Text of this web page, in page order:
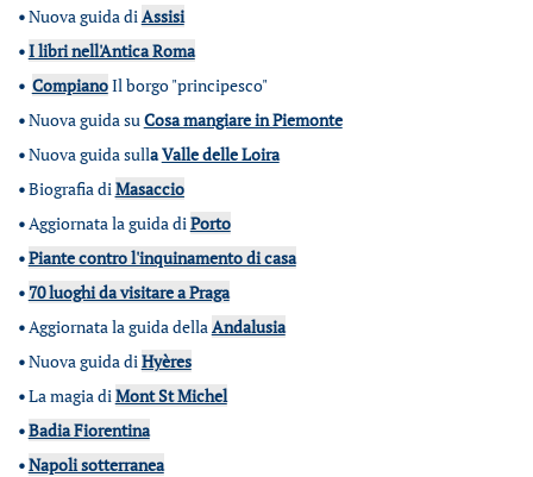
•Nuova guida diAssisi
•I libri nell'Antica Roma
• CompianoIl borgo "principesco"
•Nuova guida suCosa mangiare in Piemonte
•Nuova guida sullaValle delle Loira
•Biografia diMasaccio
•Aggiornata la guida diPorto
•Piante contro l'inquinamento di casa
• 70 luoghi da visitare a Praga
•Aggiornata la guida dellaAndalusia
•Nuova guida diHyères
•La magia diMont St Michel
•Badia Fiorentina
•Napoli sotterranea